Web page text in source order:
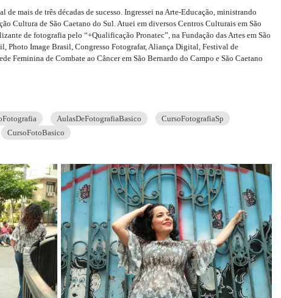
mais de três décadas de sucesso. Ingressei na Arte-Educação, ministrando
Cultura de São Caetano do Sul. Atuei em diversos Centros Culturais em São
de fotografia pelo “+Qualificação Pronatec”, na Fundação das Artes em São
Photo Image Brasil, Congresso Fotografar, Aliança Digital, Festival de
Feminina de Combate ao Câncer em São Bernardo do Campo e São Caetano
AulasDeFotografiaBasico
CursoFotografiaSp
CursoFotoBasico